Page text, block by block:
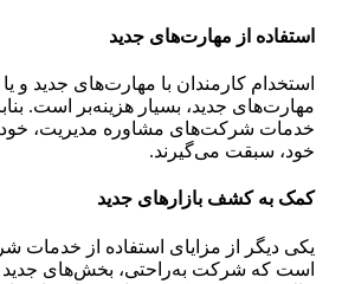
استفاده از مهارت‌های جدید
استخدام کارمندان با مهارت‌های جدید و
مهارت‌های جدید، بسیار هزینه‌بر است.
خدمات شرکت‌های مشاوره مدیریت، خود
خود، سبقت می‌گیرند.
کمک به کشف بازارهای جدید
یکی دیگر از مزایای استفاده از خدمات
است که شرکت به‌راحتی، بخش‌های جدید